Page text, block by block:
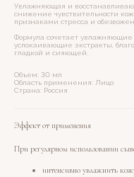
Увлажняющая и
снижение чувствительности
признаками стресса и
Формула сочетает
успокаивающие экстракты,
гладкой и сияющей.
Объем: 30 мл
Область применения: Лицо
Страна: Россия
Эффект от применения
При регулярном использовании
интенсивно увлажнить